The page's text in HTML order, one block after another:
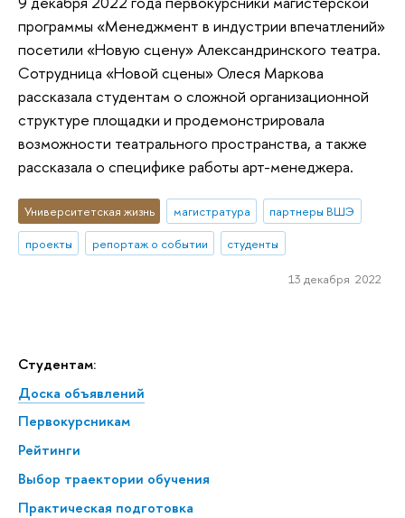
Студентам:
Доска объявлений
Первокурсникам
Рейтинги
Выбор траектории обучения
Практическая подготовка
программы «Менеджмент в индустрии впечатлений»
посетили «Новую сцену» Александринского театра.
Сотрудница «Новой сцены» Олеся Маркова
рассказала студентам о сложной организационной
структуре площадки и продемонстрировала
возможности театрального пространства, а также
рассказала о специфике работы арт-менеджера.
Университетская жизнь магистратура
партнеры ВШЭ
проекты
репортаж о событии студенты
13 декабря 2022